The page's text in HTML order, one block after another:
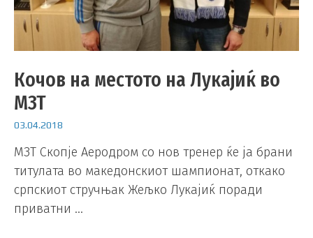
Кочов на местото на Лукајиќ во
МЗТ
03.04.2018
МЗТ Скопје Аеродром со нов тренер ќе ја брани
титулата во македонскиот шампионат, откако
српскиот стручњак Жељко Лукајиќ поради
приватни …